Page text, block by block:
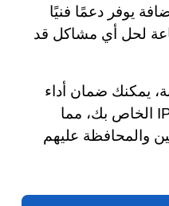
يوفر دعمًا فنيًا
لحل أي مشاكل قد
يمكنك ضمان أداء
مستقر وسلس لسيرفر IPTV الخاص بك، مما
والمحافظة عليهم